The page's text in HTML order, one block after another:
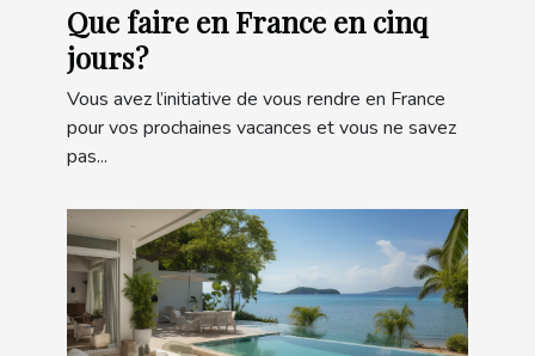
Que faire en France en cinq
jours ?
Vous avez l’initiative de vous rendre en France
pour vos prochaines vacances et vous ne savez
pas...